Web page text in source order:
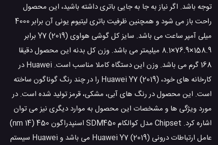
توجه باشد. اگر نیاز به جا به جایی باتری داشته باشید، این محصول
راحت باز می شود و همچنین ظرفیت باتری لیتیوم یونی آن برابر 4000
میلی آمپر ساعت می باشد. سایز کل گوشی هواوی Y7 (2019) برابر
158.9×76.9×8.1 میلیمتر می باشد. وزن کل بدنه این محصول دقیقا
168 گرم می باشد. وزن این دستگاه کاملا مناسب است. Huawei در
کارخانه های خود، Huawei Y7 (2019) را در چند رنگ گوناگون ساخته
است. این محصول در رنگ های آبی، مشکی، قرمز تولید شده است. در
مورد ویژگی ها و مشخصات این محصول به موارد دیگری نیز می توان
اشاره کرد. Chipset مدل کوالکام SDM450 اسنپدراگون 450 (14 nm)
عامل ارتباطات درونی Huawei Y7 (2019) می باشد و Huawei سیستم